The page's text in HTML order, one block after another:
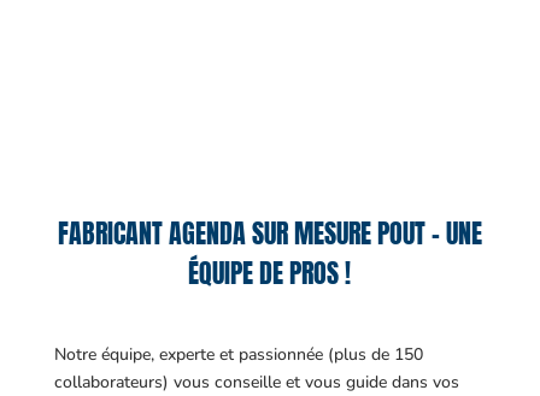
FABRICANT AGENDA SUR MESURE POUT – UNE
ÉQUIPE DE PROS !
Notre équipe, experte et passionnée (plus de 150
collaborateurs) vous conseille et vous guide dans vos